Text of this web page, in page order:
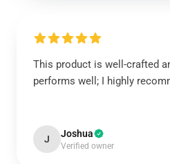
This product is well-crafted
performs well; I highly
J Joshua
Verified owner